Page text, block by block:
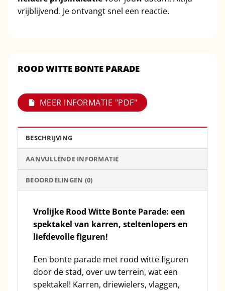
vrijblijvend. Je ontvangt snel een reactie.
ROOD WITTE BONTE PARADE
MEER INFORMATIE "PDF"
BESCHRIJVING
AANVULLENDE INFORMATIE
BEOORDELINGEN (0)
Vrolijke Rood Witte Bonte Parade: een
spektakel van karren, steltenlopers en
liefdevolle figuren!
Een bonte parade met rood witte figuren
door de stad, over uw terrein, wat een
spektakel! Karren, driewielers, vlaggen,